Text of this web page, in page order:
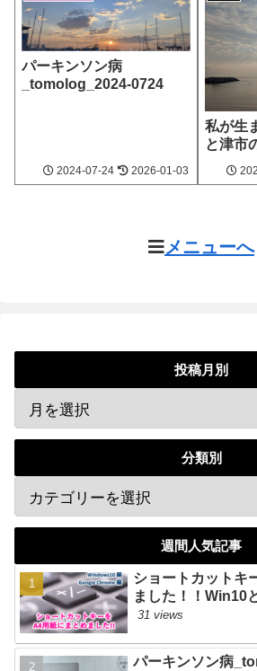
パーキンソン病
_tomolog_2024-0724
2024‐07-24 2026‐01-03
私が生
と津市
メニューへ
投稿月別
分類別
週間人気記事
ショートカットキ
ました！！Win10
31 views
パーキンソン病